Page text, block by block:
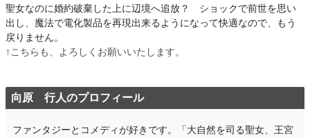
聖女なのに婚約破棄した上に辺境へ追放？ ショックで前世を思い
出し、魔法で電化製品を再現出来るようになって快適なので、もう
戻りません。
↑こちらも、よろしくお願いいたします。
向原 行人のプロフィール
ファンタジーとコメディが好きです。「大自然を司る聖女、王宮